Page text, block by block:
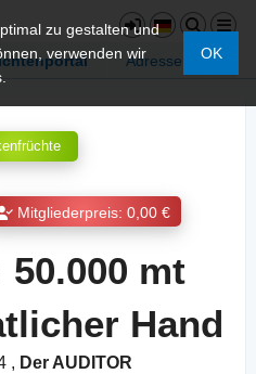
Adressen
zu gestalten und
verwenden wir
OK
Mitgliederpreis: 0,00 €
mt
Hand
, Der AUDITOR